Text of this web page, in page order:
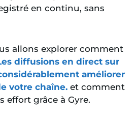
en continu, sans
allons explorer comment
diffusions en direct sur
améliorer
votre chaîne. et comment
effort grâce à Gyre.